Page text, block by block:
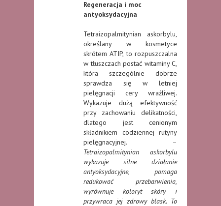
Regeneracja i moc
antyoksydacyjna
Tetraizopalmitynian askorbylu,
określany w kosmetyce
skrótem ATIP, to rozpuszczalna
w tłuszczach postać witaminy C,
która szczególnie dobrze
sprawdza się w letniej
pielęgnacji cery wrażliwej.
Wykazuje dużą efektywność
przy zachowaniu delikatności,
dlatego jest cenionym
składnikiem codziennej rutyny
pielęgnacyjnej. –
Tetraizopalmitynian askorbylu
wykazuje silne działanie
antyoksydacyjne, pomaga
redukować przebarwienia,
wyrównuje koloryt skóry i
przywraca jej zdrowy blask. To